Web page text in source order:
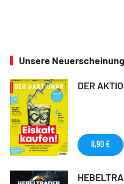
Unsere
DER
8,90 €